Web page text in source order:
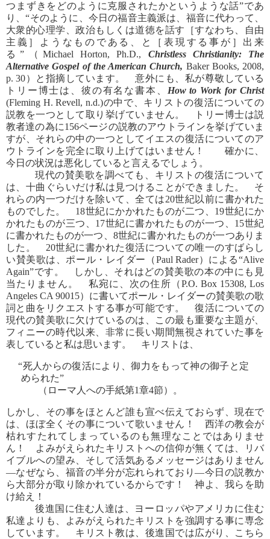
つまずきをどのように克服されたかというような話”であ
り、“そのように、今日の福音主義派は、福音に代わって、
大衆的心理学、政治もしくは道徳を話す［すなわち、自由
主義］ようなものである、と［表現する事が］出来
る”（Michael Horton, Ph.D., Christless Christianity: The
Alternative Gospel of the American Church, Baker Books, 2008,
p. 30）と指摘しています。 意外にも、私が尊敬している
トリー博士は、彼の有名な書本、 How to Work for Christ
(Fleming H. Revell, n.d.)の中で、キリストの復活についての
説教を一つとして取り挙げていません。 トリー博士は説
教者達の為に156ページの説教のアウトラインを挙げていま
すが、それらの中の一つとしてイエスの復活についてのア
ウトラインを完全に取り上げてはいません！ 確かに、
今日の状況は悪化していると言えるでしょう。
現代の賛美歌を調べても、キリストの復活について
は、十曲ぐらいだけ私は見つけることができました。 そ
れらの内一つだけを除いて、全ては20世紀以前に書かれた
ものでした。 18世紀にかかれたものが二つ、19世紀にか
かれたものが三つ、17世紀に書かれたものが一つ、15世紀
に書かれたものが一つ、8世紀に書かれたものが一つありま
した。 20世紀に書かれた復活についての唯一のすばらし
い賛美歌は、ポール・レイダー（Paul Rader）による“Alive
Again”です。 しかし、それはどの賛美歌の本の中にも見
当たりません。 私宛に、次の住所（P.O. Box 15308, Los
Angeles CA 90015）に書いてポール・レイダーの賛美歌の歌
詞と曲をリクエストする事が可能です。 復活についての
現代の賛美歌に欠けているのは、この最も重要な主題が、
フィニーの時代以来、非常に長い期間無視されていた事を
表していると私は思います。 キリストは、
“死人からの復活により、御力をもって神の御子と定
められた”
（ローマ人への手紙第1章4節）。
しかし、その事をほとんど誰も宣べ伝えておらず、現在で
は、ほぼ全くその事について歌いません！ 西洋の教会が
枯れすたれてしまっているのも無理なことではありませ
ん！ よみがえられたキリストへの信仰が無くては、リバ
イブルへの望み、そして活気あるメッセージはありません
―なぜなら、福音の半分が忘れられており―今日の説教か
ら大部分が取り除かれているからです！ 神よ、我らを助
け給え！
後進国に住む人達は、ヨーロッパやアメリカに住む
私達よりも、よみがえられたキリストを強調する事に専念
しています。 キリスト教は、後進国では広がり、こちら